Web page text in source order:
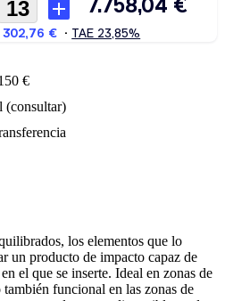
€
(consultar)
los elementos que lo
un producto de impacto capaz de
el que se inserte. Ideal en zonas de
funcional en las zonas de